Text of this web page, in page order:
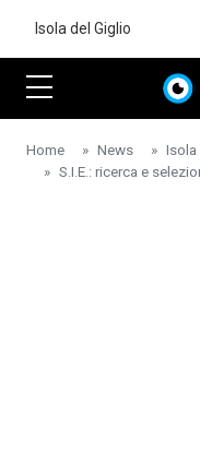
Isola del Giglio
Home News Isola
S.I.E.: ricerca e